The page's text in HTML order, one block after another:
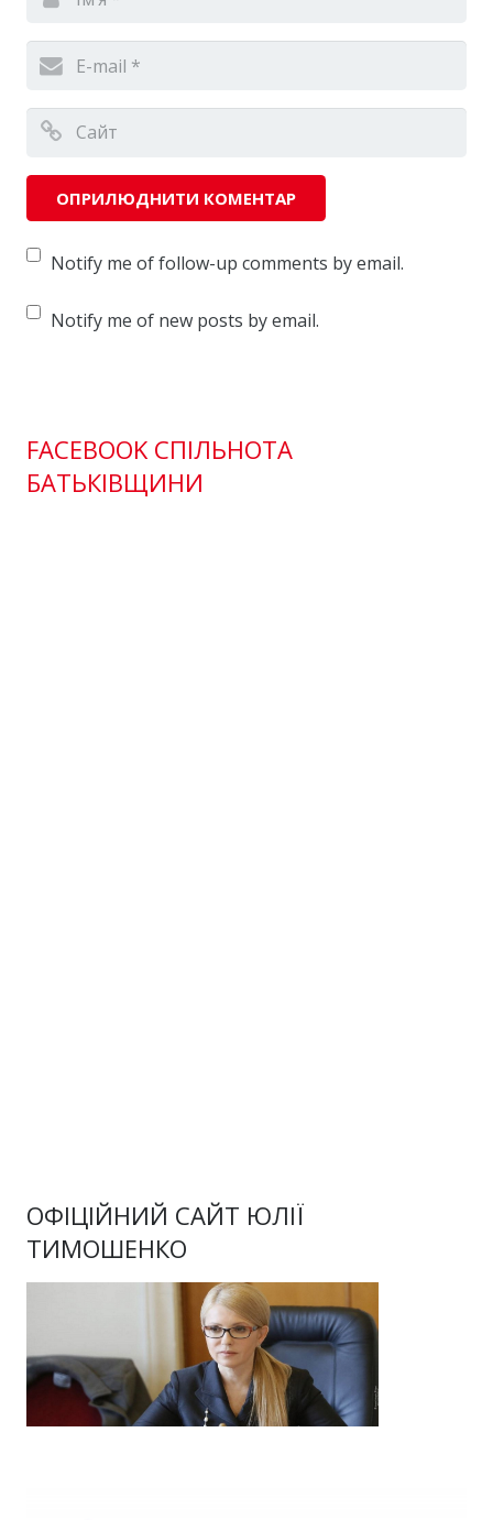
Notify me of follow-up comments by email.
Notify me of new posts by email.
FACEBOOK СПІЛЬНОТА
БАТЬКІВЩИНИ
ОФІЦІЙНИЙ САЙТ ЮЛІЇ
ТИМОШЕНКО